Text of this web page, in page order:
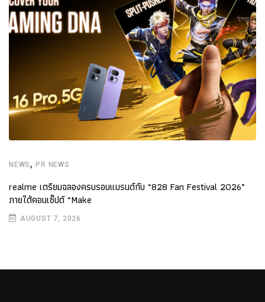
NEWS ,PR NEWS
realme เตรียมฉลองครบรอบแบรนด์กับ “828 Fan Festival 2026”
ภายใต้คอนเซ็ปต์ “Make
AUGUST 7, 2026